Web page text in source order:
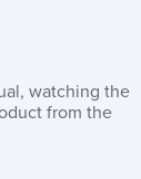
watching the
from the